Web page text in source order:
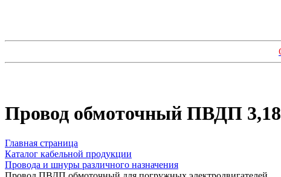
Провод обмоточный ПВДП 3,18
Главная страница
Каталог кабельной продукции
Провода и шнуры различного назначения